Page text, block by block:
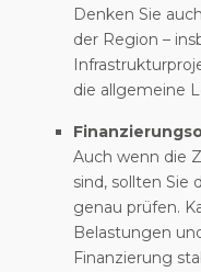
Denken Sie
der Region –
die allgemeine
Auch wenn die
sind, sollten Sie
genau prüfen.
Belastungen
Finanzierung